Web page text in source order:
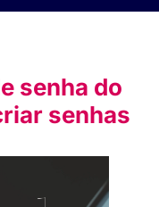
senha do
senhas